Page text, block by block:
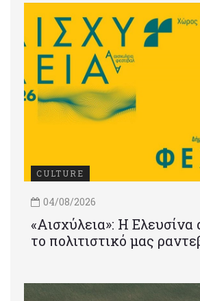
CULTURE
04/08/2026
«Αισχύλεια»: Η Ελευσίνα
το πολιτιστικό μας